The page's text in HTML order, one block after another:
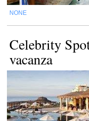
NONE
Celebrity
vacanza